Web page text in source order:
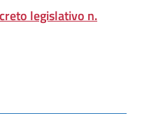
legislativo n.